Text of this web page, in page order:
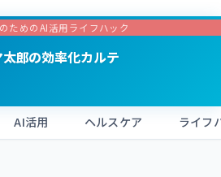
ためのAI活用ライフハック
郎の効率化カルテ
AI活用 ヘルスケア ライフ